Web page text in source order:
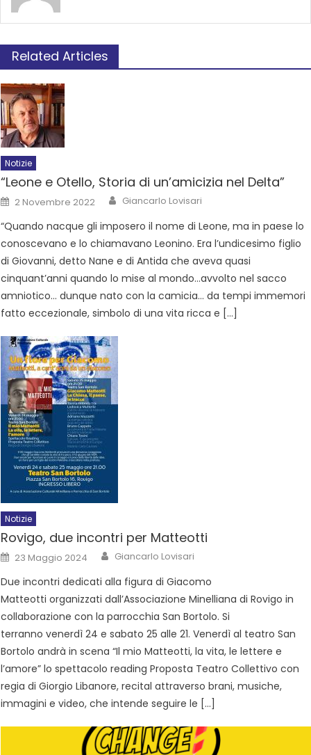
Related Articles
Notizie
“Leone e Otello, Storia di un’amicizia nel Delta”
2 Novembre 2022 Giancarlo Lovisari
“Quando nacque gli imposero il nome di Leone, ma in paese lo
conoscevano e lo chiamavano Leonino. Era l’undicesimo figlio
di Giovanni, detto Nane e di Antida che aveva quasi
cinquant’anni quando lo mise al mondo…avvolto nel sacco
amniotico… dunque nato con la camicia… da tempi immemori
fatto eccezionale, simbolo di una vita ricca e […]
Notizie
Rovigo, due incontri per Matteotti
23 Maggio 2024 Giancarlo Lovisari
Due incontri dedicati alla figura di Giacomo
Matteotti organizzati dall’Associazione Minelliana di Rovigo in
collaborazione con la parrocchia San Bortolo. Si
terranno venerdì 24 e sabato 25 alle 21. Venerdì al teatro San
Bortolo andrà in scena “Il mio Matteotti, la vita, le lettere e
l’amore” lo spettacolo reading Proposta Teatro Collettivo con
regia di Giorgio Libanore, recital attraverso brani, musiche,
immagini e video, che intende seguire le […]